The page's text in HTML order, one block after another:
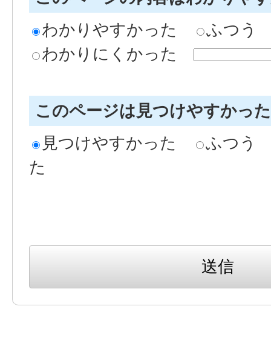
わかりやすかった
ふつう
わかりにくかった
このページは見つけやすかっ
見つけやすかった
ふつう
た